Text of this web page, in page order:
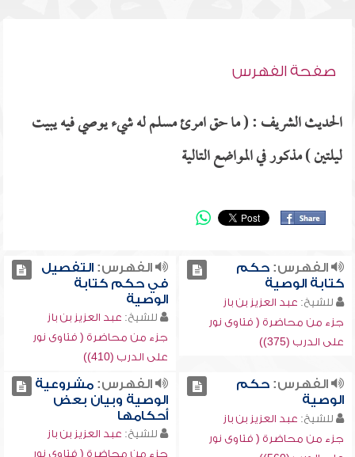
صفحة الفهرس
الحديث الشريف : ( ما حق امرئ مسلم له شيء يوصي فيه يبيت
ليلتين ) مذكور في المواضع التالية
الفهرس:حكم
كتابة الوصية
للشيخ: عبد العزيز بن باز
جزء من محاضرة ( فتاوى نور
على الدرب (375))
الفهرس:التفصيل
في حكم كتابة
الوصية
للشيخ: عبد العزيز بن باز
جزء من محاضرة ( فتاوى نور
على الدرب (410))
الفهرس:حكم
الوصية
للشيخ: عبد العزيز بن باز
جزء من محاضرة ( فتاوى نور
الفهرس:مشروعية
الوصية وبيان بعض
أحكامها
للشيخ: عبد العزيز بن باز
جزء من محاضرة ( فتاوى نور